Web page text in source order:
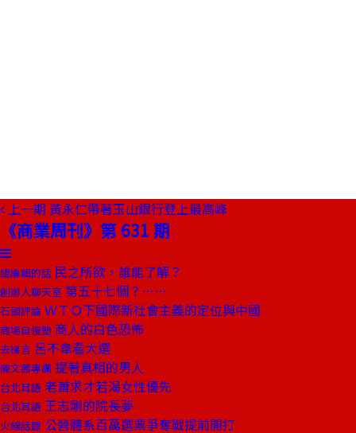
上一期 黃永仁帶著玉山銀行登上最高峰
《商業周刊》第 631 期
總編輯的話 民之所欲，誰能了解？
創辦人聊天室 第五十七個？……
石頭評論 ＷＴＯ下國際新社會主義的定位與中國
商場自慢塾 商人的白色恐怖
去梯言 呂不韋看大選
陳文茜專欄 提著真相的男人
台北耳語 老蕭求才若渴女性優先
台北耳語 王志剛的院長夢
火線話題 公營體系百萬選票爭奪戰提前開打